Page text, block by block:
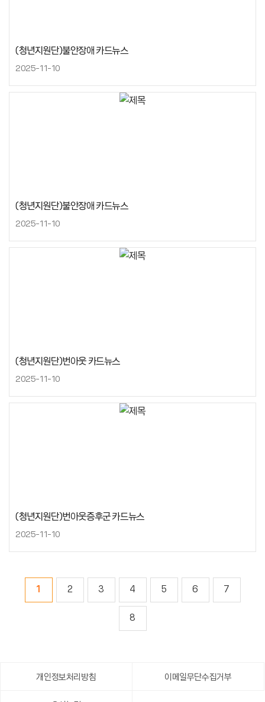
(청년지원단)불안장애 카드뉴스
2025-11-10
(청년지원단)불안장애 카드뉴스
2025-11-10
(청년지원단)번아웃 카드뉴스
2025-11-10
(청년지원단)번아웃증후군 카드뉴스
2025-11-10
1 2 3 4 5 6 7
8
개인정보처리방침 이메일무단수집거부